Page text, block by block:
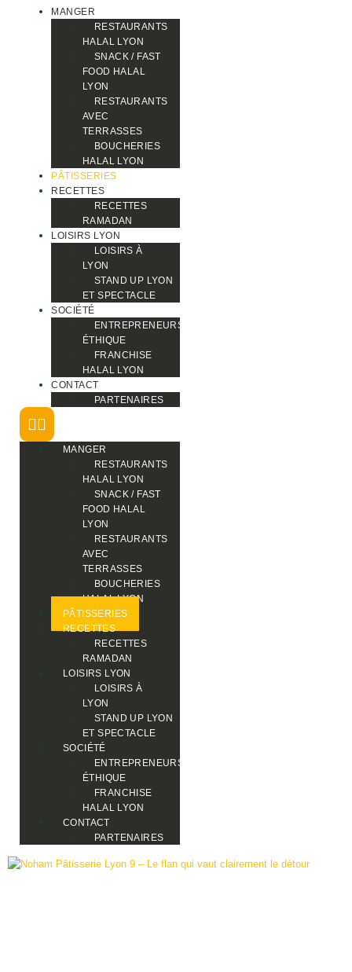
MANGER
RESTAURANTS
HALAL LYON
SNACK / FAST
FOOD HALAL
LYON
RESTAURANTS
AVEC
TERRASSES
BOUCHERIES
HALAL LYON
PÂTISSERIES
RECETTES
RECETTES
RAMADAN
LOISIRS LYON
LOISIRS À
LYON
STAND UP LYON
ET SPECTACLE
SOCIÉTÉ
ENTREPRENEURS
ÉTHIQUE
FRANCHISE
HALAL LYON
CONTACT
PARTENAIRES
MANGER
RESTAURANTS
HALAL LYON
SNACK / FAST
FOOD HALAL
LYON
RESTAURANTS
AVEC
TERRASSES
BOUCHERIES
HALAL LYON
PÂTISSERIES
RECETTES
RECETTES
RAMADAN
LOISIRS LYON
LOISIRS À
LYON
STAND UP LYON
ET SPECTACLE
SOCIÉTÉ
ENTREPRENEURS
ÉTHIQUE
FRANCHISE
HALAL LYON
CONTACT
PARTENAIRES